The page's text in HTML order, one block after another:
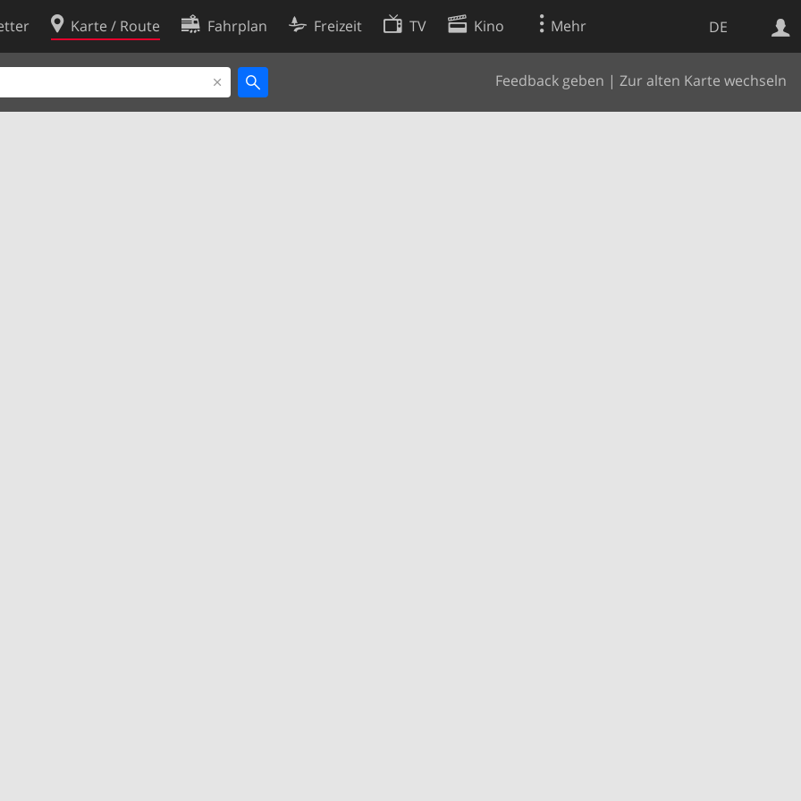
DE
Karte / Route Fahrplan Freizeit TV Kino Mehr
Feedback geben | Zur alten Karte wechseln
Websuche
Cookie-Richtlinie
Cookie-Einstellungen